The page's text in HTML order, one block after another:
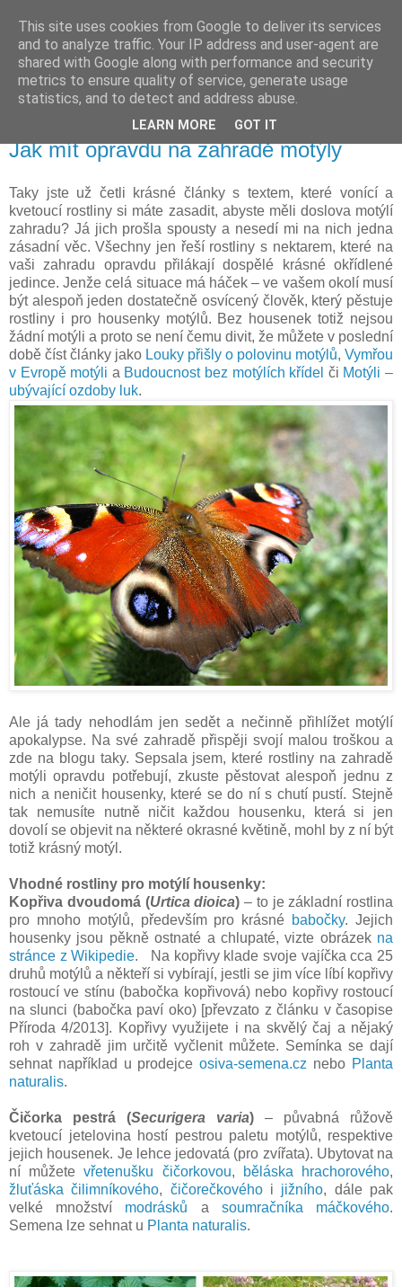
Vysněná zahrada
Blog o plánování a realizování vysněné zahrady.
sobota 22. března 2014
Jak mít opravdu na zahradě motýly
Taky jste už četli krásné články s textem, které vonící a
kvetoucí rostliny si máte zasadit, abyste měli doslova motýlí
zahradu? Já jich prošla spousty a nesedí mi na nich jedna
zásadní věc. Všechny jen řeší rostliny s nektarem, které na
vaši zahradu opravdu přilákají dospělé krásné okřídlené
jedince. Jenže celá situace má háček – ve vašem okolí musí
být alespoň jeden dostatečně osvícený člověk, který pěstuje
rostliny i pro housenky motýlů. Bez housenek totiž nejsou
žádní motýli a proto se není čemu divit, že můžete v poslední
době číst články jako Louky přišly o polovinu motýlů, Vymřou
v Evropě motýli a Budoucnost bez motýlích křídel či Motýli –
ubývající ozdoby luk.
Ale já tady nehodlám jen sedět a nečinně přihlížet motýlí
apokalypse. Na své zahradě přispěji svojí malou troškou a
zde na blogu taky. Sepsala jsem, které rostliny na zahradě
motýli opravdu potřebují, zkuste pěstovat alespoň jednu z
nich a neničit housenky, které se do ní s chutí pustí. Stejně
tak nemusíte nutně ničit každou housenku, která si jen
dovolí se objevit na některé okrasné květině, mohl by z ní být
totiž krásný motýl.
Vhodné rostliny pro motýlí housenky:
Kopřiva dvoudomá (Urtica dioica) – to je základní rostlina
pro mnoho motýlů, především pro krásné babočky. Jejich
housenky jsou pěkně ostnaté a chlupaté, vizte obrázek na
stránce z Wikipedie. Na kopřivy klade svoje vajíčka cca 25
druhů motýlů a někteří si vybírají, jestli se jim více líbí kopřivy
rostoucí ve stínu (babočka kopřivová) nebo kopřivy rostoucí
na slunci (babočka paví oko) [převzato z článku v časopise
Příroda 4/2013]. Kopřivy využijete i na skvělý čaj a nějaký
roh v zahradě jim určitě vyčlenit můžete. Semínka se dají
sehnat například u prodejceosiva-semena.cz nebo Planta
naturalis.
Čičorka pestrá (Securigera varia) – půvabná růžově
kvetoucí jetelovina hostí pestrou paletu motýlů, respektive
jejich housenek. Je lehce jedovatá (pro zvířata). Ubytovat na
ní můžetevřetenušku čičorkovou, běláska hrachorového,
žluťáska čilimníkového, čičorečkovéhoi jižního, dále pak
velké množství modrásků a soumračníka máčkového.
Semena lze sehnat u Planta naturalis.
This site uses cookies from Google to deliver its services
and to analyze traffic. Your IP address and user-agent are
shared with Google along with performance and security
metrics to ensure quality of service, generate usage
statistics, and to detect and address abuse.
LEARN MORE GOT IT